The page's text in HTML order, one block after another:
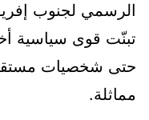
الرسمي لجنوب
مماثلة.